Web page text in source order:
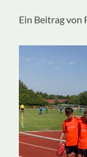
Ein Beitrag von